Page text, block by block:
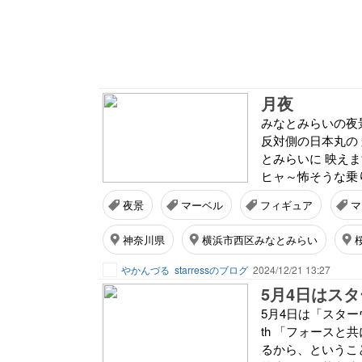
月夜
みなとみらいの夜
反対側の日本丸
とみらいに 映え
ヒャ～怖そうな
夜景 マーベル フィギュア
神奈川県 横浜市西区みなとみらい
やかんづる starressのブログ 2024/12/21 13:27
5月4日はス
5月4日は「スタ
th 「フォースと
るから、という